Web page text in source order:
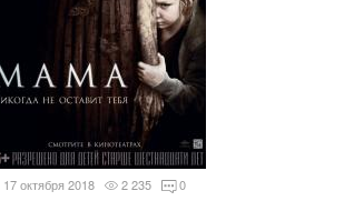
17 октября 2018 2 235 0